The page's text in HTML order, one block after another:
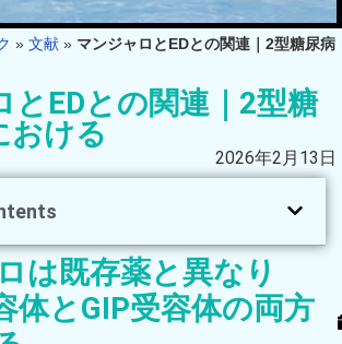
» 文献 » マンジャロとEDとの関連｜2型糖尿病
とEDとの関連｜2型糖
おける
2026年2月13日
は既存薬と異なり
体とGIP受容体の両方